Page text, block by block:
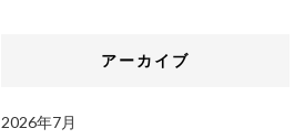
アーカイブ
2026年7月